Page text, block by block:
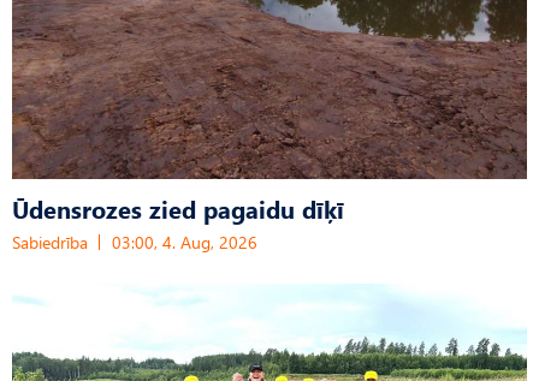
Ūdensrozes zied pagaidu dīķī
Sabiedrība 03:00, 4. Aug, 2026